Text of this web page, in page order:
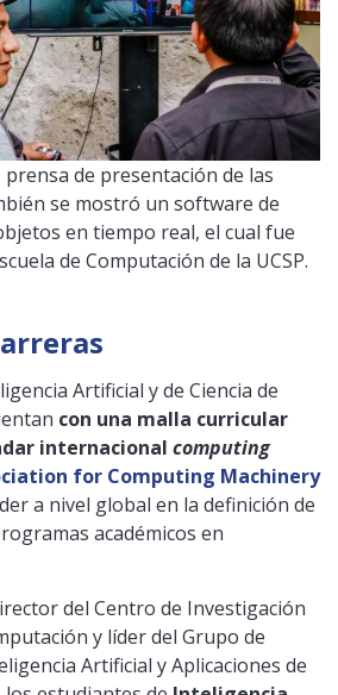
prensa de presentación de las
se mostró un software de
en tiempo real, el cual fue
de Computación de la UCSP.
Artificial y de Ciencia de
con una malla curricular
internacional computing
for Computing Machinery
a nivel global en la definición de
académicos en
del Centro de Investigación
y líder del Grupo de
Artificial y Aplicaciones de